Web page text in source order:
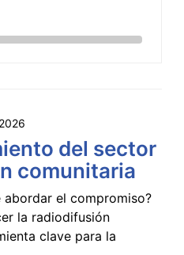
del sector
comunitaria
abordar el compromiso?
la radiodifusión
clave para la